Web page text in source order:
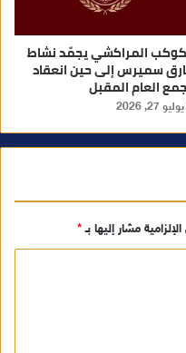
المراكشي يجمّد نشاط
سميرس إلى حين انعقاد
العام المقبل
يوليو 27, 2026
مشار إليها بـ*